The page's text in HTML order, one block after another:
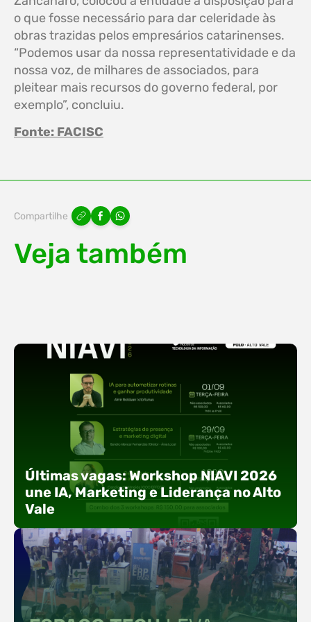
o que fosse necessário para dar celeridade às
obras trazidas pelos empresários catarinenses.
“Podemos usar da nossa representatividade e da
nossa voz, de milhares de associados, para
pleitear mais recursos do governo federal, por
exemplo”, concluiu.
Fonte: FACISC
Compartilhe
Veja também
Últimas vagas: Workshop NIAVI 2026
une IA, Marketing e Liderança no Alto
Vale